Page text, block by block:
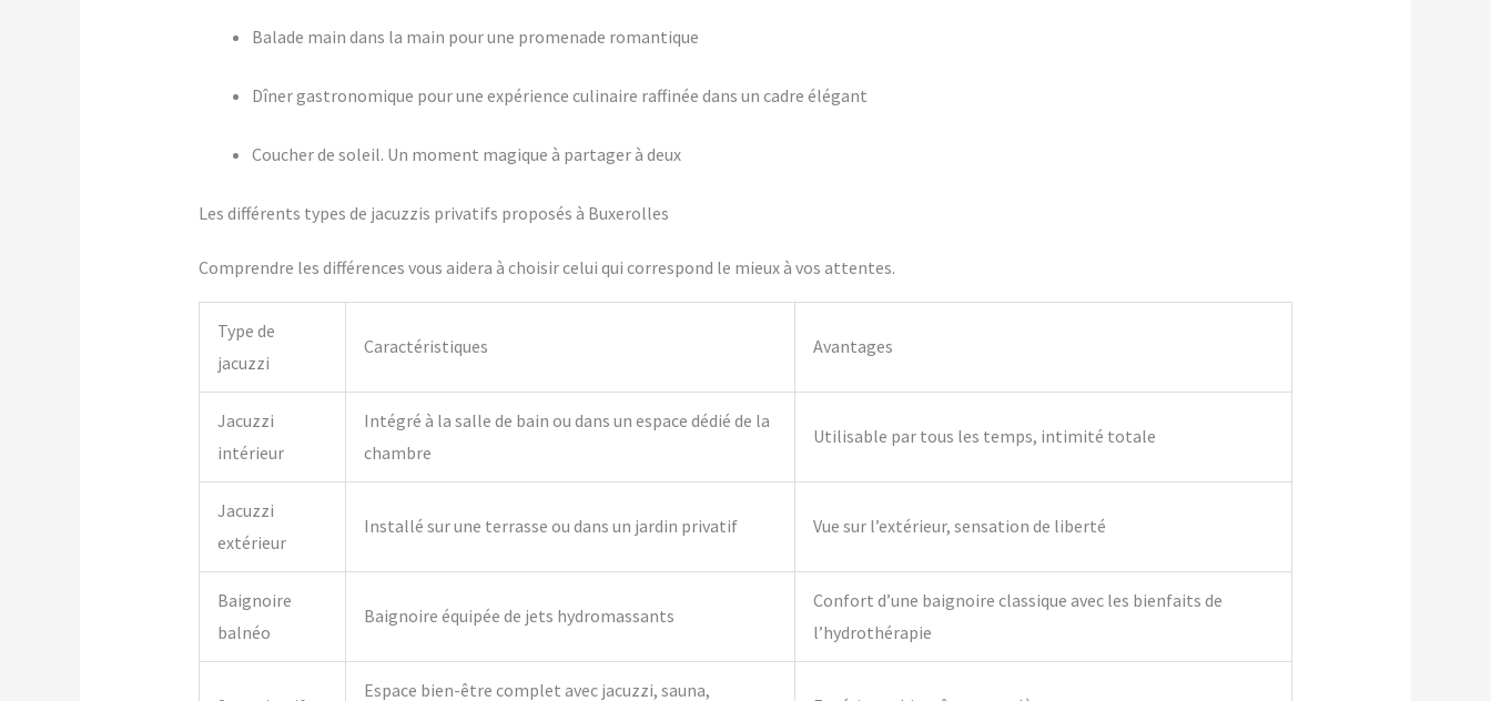
Balade main dans la main pour une promenade romantique
Dîner gastronomique pour une expérience culinaire raffinée dans un cadre élégant
Coucher de soleil. Un moment magique à partager à deux
Les différents types de jacuzzis privatifs proposés à Buxerolles
Comprendre les différences vous aidera à choisir celui qui correspond le mieux à vos attentes.
Type de
jacuzzi
Caractéristiques Avantages
Jacuzzi
intérieur
Intégré à la salle de bain ou dans un espace dédié de la
chambre
Utilisable par tous les temps, intimité totale
Jacuzzi
extérieur
Installé sur une terrasse ou dans un jardin privatif Vue sur l’extérieur, sensation de liberté
Baignoire
balnéo
Baignoire équipée de jets hydromassants
Confort d’une baignoire classique avec les bienfaits de
l’hydrothérapie
Espace bien-être complet avec jacuzzi, sauna,